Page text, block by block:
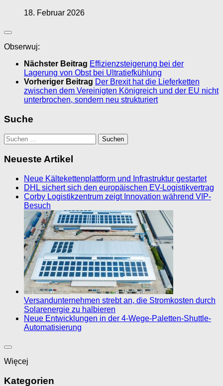
18. Februar 2026
Obserwuj:
Nächster Beitrag Effizienzsteigerung bei der
Lagerung von Obst bei Ultratiefkühlung
Vorheriger Beitrag Der Brexit hat die Lieferketten
zwischen dem Vereinigten Königreich und der EU nicht
unterbrochen, sondern neu strukturiert
Suche
Suchen
nach:
Neueste Artikel
Neue Kältekettenplattform und Infrastruktur gestartet
DHL sichert sich den europäischen EV-Logistikvertrag
Corby Logistikzentrum zeigt Innovation während VIP-
Besuch
Versandunternehmen strebt an, die Stromkosten durch
Solarenergie zu halbieren
Neue Entwicklungen in der 4-Wege-Paletten-Shuttle-
Automatisierung
Więcej
Kategorien